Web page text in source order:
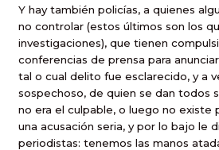
Y hay también policías, a quienes
no controlar (estos últimos son los
investigaciones), que tienen
conferencias de prensa para
tal o cual delito fue esclarecido, y a
sospechoso, de quien se dan todos
no era el culpable, o luego no existe
una acusación seria, y por lo bajo le
periodistas: tenemos las manos